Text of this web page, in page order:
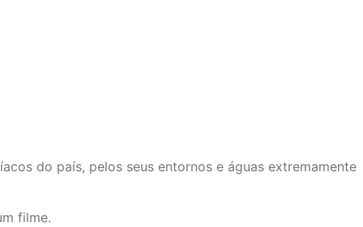
do país, pelos seus entornos e águas extremamente
filme.